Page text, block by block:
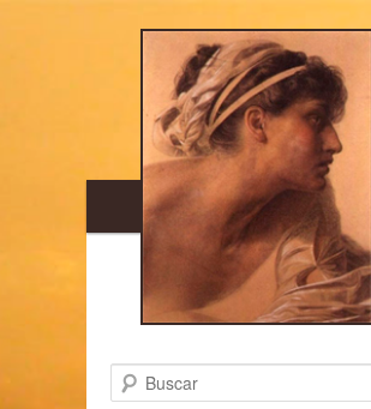
Menú principal
Buscar